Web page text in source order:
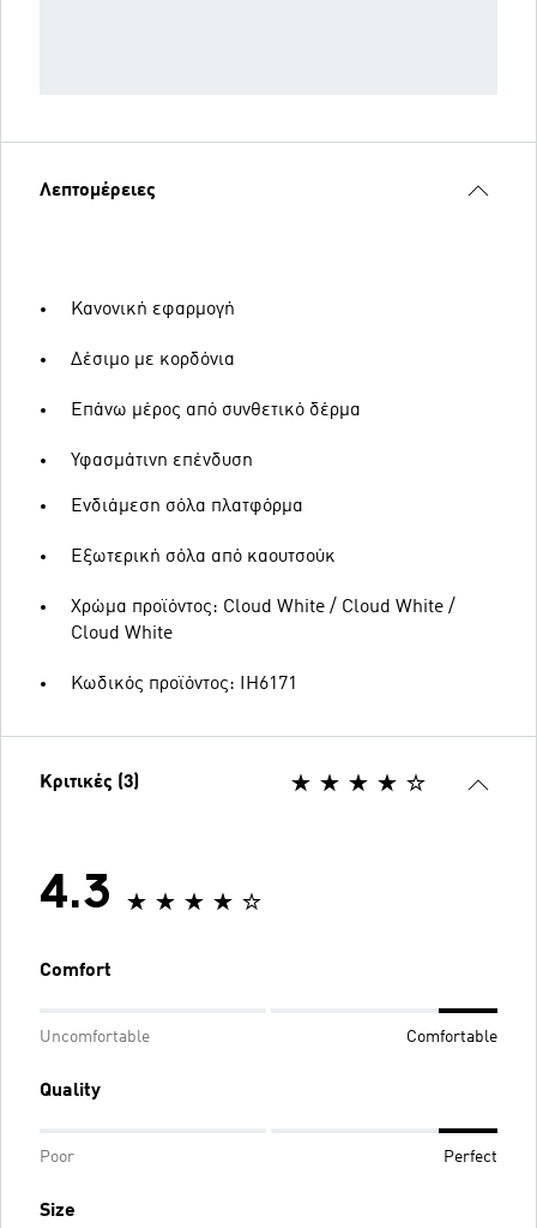
Λεπτομέρειες
Κανονική εφαρμογή
Δέσιμο με κορδόνια
Επάνω μέρος από συνθετικό δέρμα
Υφασμάτινη επένδυση
Ενδιάμεση σόλα πλατφόρμα
Εξωτερική σόλα από καουτσούκ
Χρώμα προϊόντος: Cloud White / Cloud White /
Cloud White
Κωδικός προϊόντος: IH6171
Κριτικές (3)
4.3
Comfort
Uncomfortable Comfortable
Quality
Poor Perfect
Size